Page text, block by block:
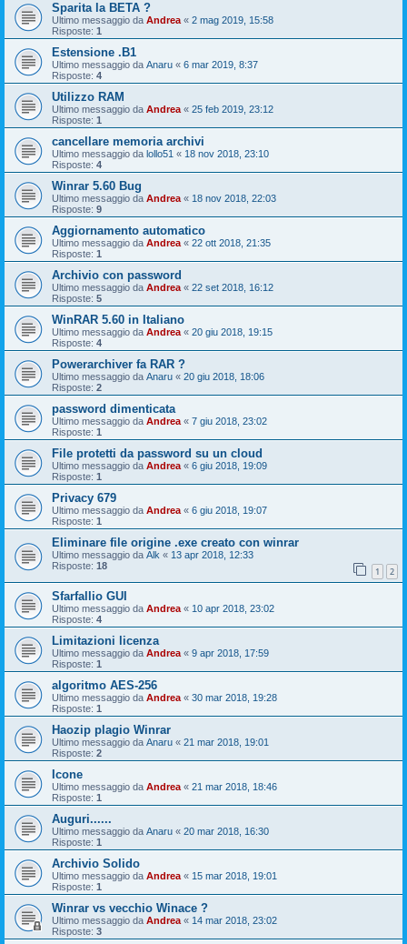
Sparita la BETA ?
Ultimo messaggio da Andrea « 2 mag 2019, 15:58
Risposte: 1
Estensione .B1
Ultimo messaggio da Anaru « 6 mar 2019, 8:37
Risposte: 4
Utilizzo RAM
Ultimo messaggio da Andrea « 25 feb 2019, 23:12
Risposte: 1
cancellare memoria archivi
Ultimo messaggio da lollo51 « 18 nov 2018, 23:10
Risposte: 4
Winrar 5.60 Bug
Ultimo messaggio da Andrea « 18 nov 2018, 22:03
Risposte: 9
Aggiornamento automatico
Ultimo messaggio da Andrea « 22 ott 2018, 21:35
Risposte: 1
Archivio con password
Ultimo messaggio da Andrea « 22 set 2018, 16:12
Risposte: 5
WinRAR 5.60 in Italiano
Ultimo messaggio da Andrea « 20 giu 2018, 19:15
Risposte: 4
Powerarchiver fa RAR ?
Ultimo messaggio da Anaru « 20 giu 2018, 18:06
Risposte: 2
password dimenticata
Ultimo messaggio da Andrea « 7 giu 2018, 23:02
Risposte: 1
File protetti da password su un cloud
Ultimo messaggio da Andrea « 6 giu 2018, 19:09
Risposte: 1
Privacy 679
Ultimo messaggio da Andrea « 6 giu 2018, 19:07
Risposte: 1
Eliminare file origine .exe creato con winrar
Ultimo messaggio da Alk « 13 apr 2018, 12:33
Risposte: 18 1 2
Sfarfallio GUI
Ultimo messaggio da Andrea « 10 apr 2018, 23:02
Risposte: 4
Limitazioni licenza
Ultimo messaggio da Andrea « 9 apr 2018, 17:59
Risposte: 1
algoritmo AES-256
Ultimo messaggio da Andrea « 30 mar 2018, 19:28
Risposte: 1
Haozip plagio Winrar
Ultimo messaggio da Anaru « 21 mar 2018, 19:01
Risposte: 2
Icone
Ultimo messaggio da Andrea « 21 mar 2018, 18:46
Risposte: 1
Auguri......
Ultimo messaggio da Anaru « 20 mar 2018, 16:30
Risposte: 1
Archivio Solido
Ultimo messaggio da Andrea « 15 mar 2018, 19:01
Risposte: 1
Winrar vs vecchio Winace ?
Ultimo messaggio da Andrea « 14 mar 2018, 23:02
Risposte: 3